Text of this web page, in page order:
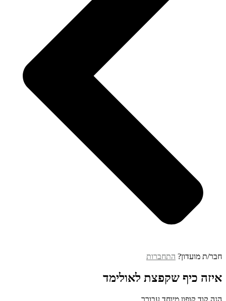
חבר/ת מועדון? התחברות
איזה כיף שקפצת לאולימד
הנה קוד קופון מיוחד עבורך